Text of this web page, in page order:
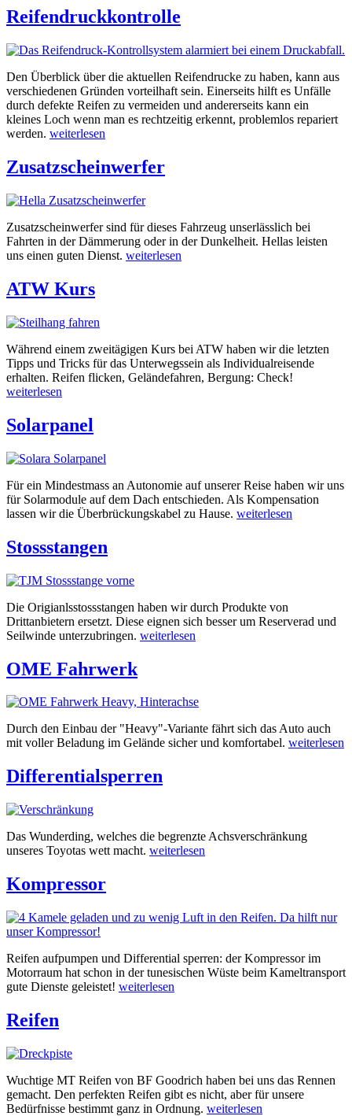
Reifendruckkontrolle
Den Überblick über die aktuellen Reifendrucke zu haben, kann aus
verschiedenen Gründen vorteilhaft sein. Einerseits hilft es Unfälle
durch defekte Reifen zu vermeiden und andererseits kann ein
kleines Loch wenn man es rechtzeitig erkennt, problemlos repariert
werden. weiterlesen
Zusatzscheinwerfer
Zusatzscheinwerfer sind für dieses Fahrzeug unserlässlich bei
Fahrten in der Dämmerung oder in der Dunkelheit. Hellas leisten
uns einen guten Dienst. weiterlesen
ATW Kurs
Während einem zweitägigen Kurs bei ATW haben wir die letzten
Tipps und Tricks für das Unterwegssein als Individualreisende
erhalten. Reifen flicken, Geländefahren, Bergung: Check!
weiterlesen
Solarpanel
Für ein Mindestmass an Autonomie auf unserer Reise haben wir uns
für Solarmodule auf dem Dach entschieden. Als Kompensation
lassen wir die Überbrückungskabel zu Hause. weiterlesen
Stossstangen
Die Origianlsstossstangen haben wir durch Produkte von
Drittanbietern ersetzt. Diese eignen sich besser um Reserverad und
Seilwinde unterzubringen. weiterlesen
OME Fahrwerk
Durch den Einbau der "Heavy"-Variante fährt sich das Auto auch
mit voller Beladung im Gelände sicher und komfortabel. weiterlesen
Differentialsperren
Das Wunderding, welches die begrenzte Achsverschränkung
unseres Toyotas wett macht. weiterlesen
Kompressor
Reifen aufpumpen und Differential sperren: der Kompressor im
Motorraum hat schon in der tunesischen Wüste beim Kameltransport
gute Dienste geleistet! weiterlesen
Reifen
Wuchtige MT Reifen von BF Goodrich haben bei uns das Rennen
gemacht. Den perfekten Reifen gibt es nicht, aber für unsere
Bedürfnisse bestimmt ganz in Ordnung. weiterlesen